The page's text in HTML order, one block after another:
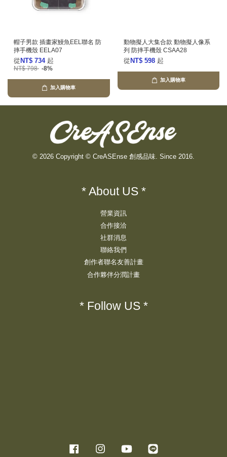
帽子男款 插畫家鰻魚EEL聯名 防
摔手機殼 EELA07
從NT$ 734 起
NT$ 798 -8%
加入購物車
動物擬人大集合款 動物擬人像系
列 防摔手機殼 CSAA28
從NT$ 598 起
加入購物車
© 2026 Copyright © CreASEnse 創感品味. Since 2016.
* About US *
營業資訊
合作接洽
社群消息
聯絡我們
創作者聯名友善計畫
合作夥伴分潤計畫
* Follow US *
Facebook Instagram YouTube